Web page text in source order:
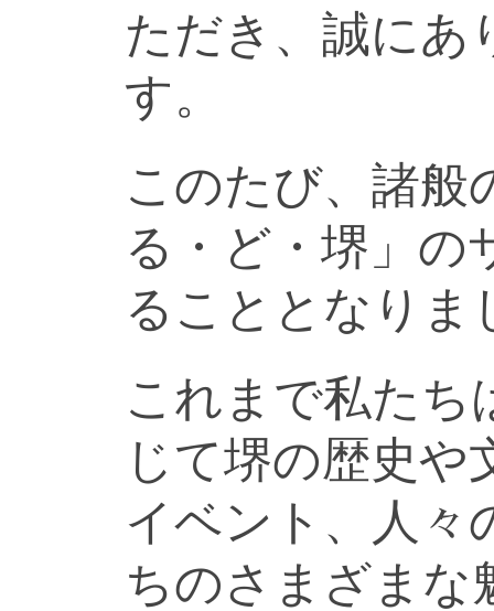
ただき、誠にあ
す。
このたび、諸般
る・ど・堺」の
ることとなりま
これまで私たち
じて堺の歴史や
イベント、人々
ちのさまざまな